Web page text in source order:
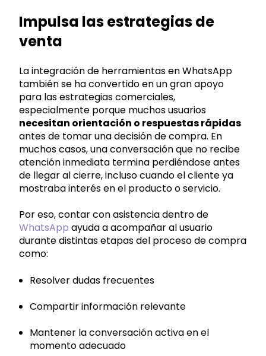
Impulsa las estrategias de
venta
La integración de herramientas en WhatsApp
también se ha convertido en un gran apoyo
para las estrategias comerciales,
especialmente porque muchos usuarios
necesitan orientación o respuestas rápidas
antes de tomar una decisión de compra. En
muchos casos, una conversación que no recibe
atención inmediata termina perdiéndose antes
de llegar al cierre, incluso cuando el cliente ya
mostraba interés en el producto o servicio.
Por eso, contar con asistencia dentro de
WhatsApp ayuda a acompañar al usuario
durante distintas etapas del proceso de compra
como:
Resolver dudas frecuentes
Compartir información relevante
Mantener la conversación activa en el
momento adecuado